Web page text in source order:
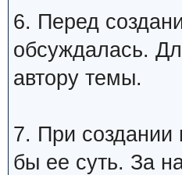
6. Перед
обсуждалась.
автору темы.
7. При создании
бы ее суть. За